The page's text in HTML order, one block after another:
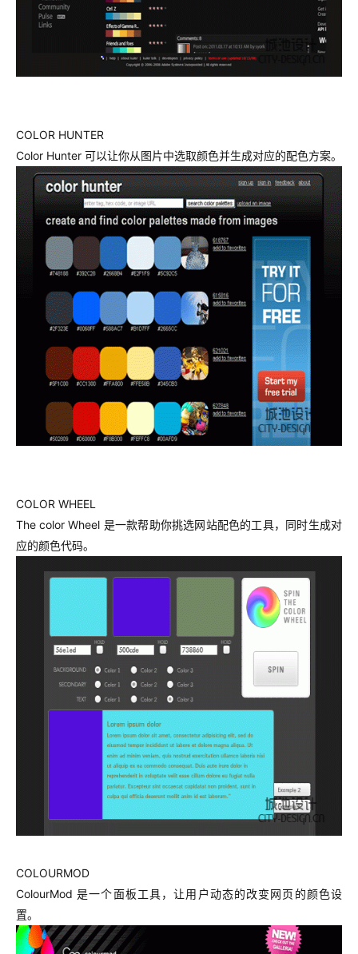
COLOR HUNTER
Color Hunter 可以让你从图片中选取颜色并生成对应的配色方案。
COLOR WHEEL
The color Wheel 是一款帮助你挑选网站配色的工具，同时生成对
应的颜色代码。
COLOURMOD
ColourMod 是一个面板工具，让用户动态的改变网页的颜色设
置。